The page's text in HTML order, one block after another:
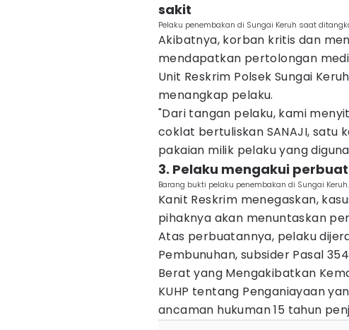
sakit
Pelaku penembakan di Sungai Keruh saat
Akibatnya, korban kritis dan
mendapatkan pertolongan
Unit Reskrim Polsek Sungai
menangkap pelaku.
"Dari tangan pelaku, kami
coklat bertuliskan SANAJI, satu
pakaian milik pelaku yang
3. Pelaku mengakui
Barang bukti pelaku penembakan di Sungai
Kanit Reskrim menegaskan,
pihaknya akan menuntaskan
Atas perbuatannya, pelaku
Pembunuhan, subsider Pasal
Berat yang Mengakibatkan
KUHP tentang Penganiayaan
ancaman hukuman 15 tahun